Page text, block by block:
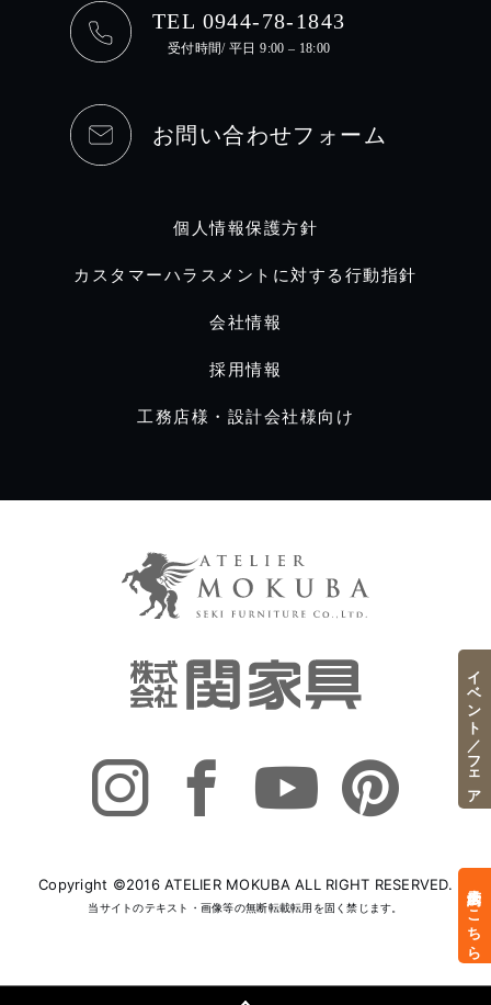
TEL 0944-78-1843
受付時間/ 平日 9:00 – 18:00
お問い合わせフォーム
個人情報保護方針
カスタマーハラスメントに対する行動指針
会社情報
採用情報
工務店様・設計会社様向け
Copyright ©2016 ATELIER MOKUBA ALL RIGHT RESERVED.
当サイトのテキスト・画像等の無断転載転用を固く禁じます。 来店予約はこちら
イベント／フェア